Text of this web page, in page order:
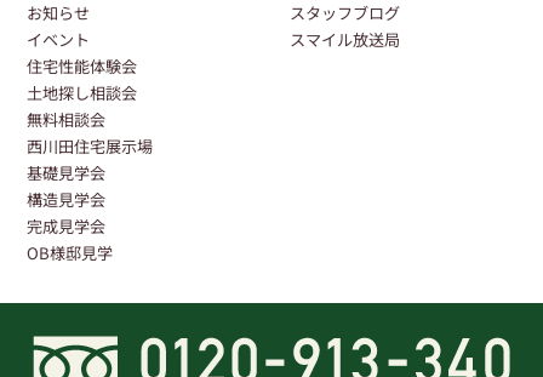
お知らせ
イベント
住宅性能体験会
土地探し相談会
無料相談会
西川田住宅展示場
基礎見学会
構造見学会
完成見学会
OB様邸見学
スタッフブログ
スマイル放送局